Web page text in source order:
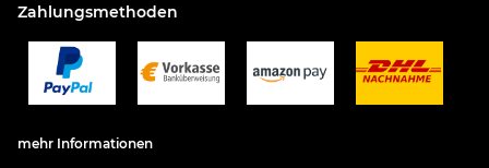
Zahlungsmethoden
mehr Informationen